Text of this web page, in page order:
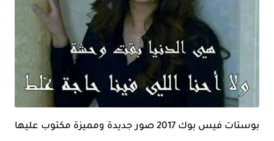
بوستات فيس بوك 2017 صور جديدة ومميزة مكتوب عليها